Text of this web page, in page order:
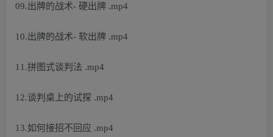
09.出牌的战术- 硬出牌 .mp4
10.出牌的战术- 软出牌 .mp4
11.拼图式谈判法 .mp4
12.谈判桌上的试探 .mp4
13.如何接招不回应 .mp4